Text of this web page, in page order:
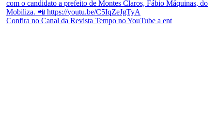
Confira no Canal da Revista Tempo no YouTube a ent